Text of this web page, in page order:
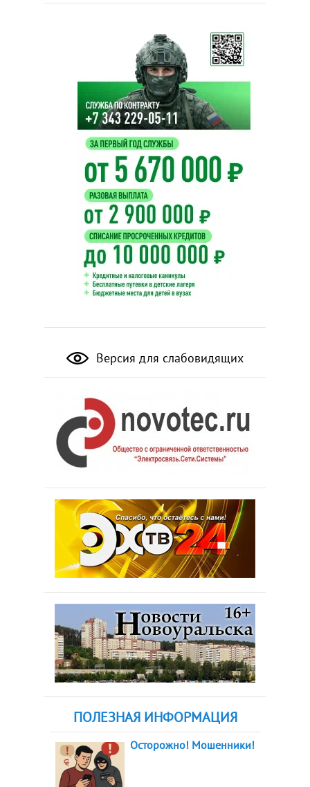
Версия для слабовидящих
ПОЛЕЗНАЯ ИНФОРМАЦИЯ
Осторожно! Мошенники!